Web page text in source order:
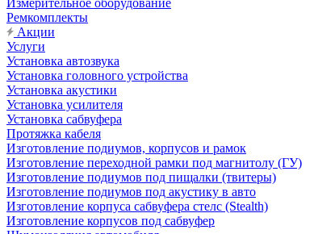
Измерительное оборудование
Ремкомплекты
Акции
Услуги
Установка автозвука
Установка головного устройства
Установка акустики
Установка усилителя
Установка сабвуфера
Протяжка кабеля
Изготовление подиумов, корпусов и рамок
Изготовление переходной рамки под магнитолу (ГУ)
Изготовление подиумов под пищалки (твитеры)
Изготовление подиумов под акустику в авто
Изготовление корпуса сабвуфера стелс (Stealth)
Изготовление корпусов под сабвуфер